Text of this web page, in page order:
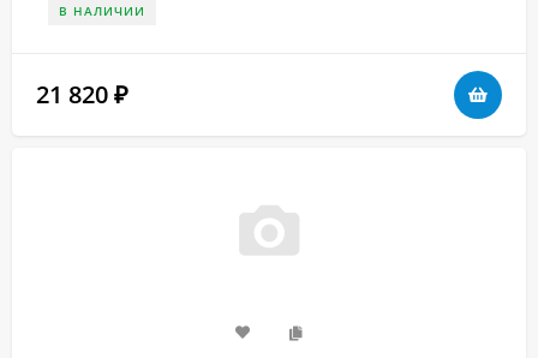
В НАЛИЧИИ
21 820 ₽